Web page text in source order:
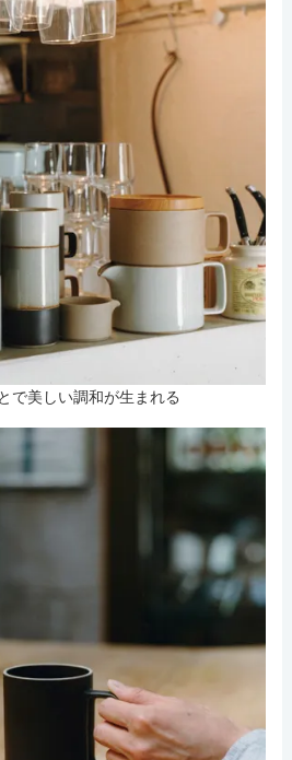
で美しい調和が生まれる